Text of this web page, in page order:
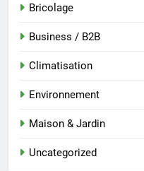
Bricolage
Business / B2B
Climatisation
Environnement
Maison & Jardin
Uncategorized